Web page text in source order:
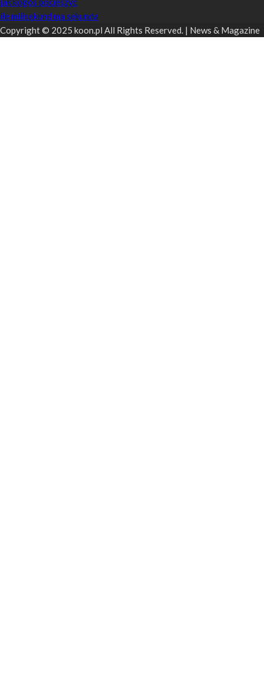
ile milisekund ma sekunda
Copyright © 2025 koon.pl All Rights Reserved. | News & Magazine